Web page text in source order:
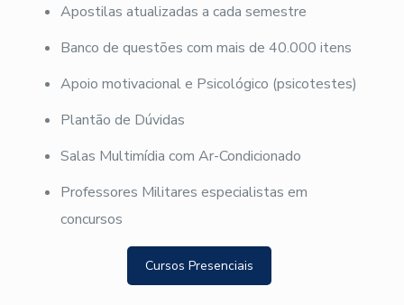
Apostilas atualizadas a cada semestre
Banco de questões com mais de 40.000 itens
Apoio motivacional e Psicológico (psicotestes)
Plantão de Dúvidas
Salas Multimídia com Ar-Condicionado
Professores Militares especialistas em
concursos
Cursos Presenciais